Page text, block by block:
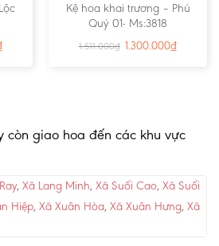
Kệ hoa khai trương – Phú
Quý 01- Ms:3818
1.511.000₫ 1.300.000₫
còn giao hoa đến các khu vực
, Xã Lang Minh, Xã Suối Cao, Xã Suối
Hiệp, Xã Xuân Hòa, Xã Xuân Hưng, Xã